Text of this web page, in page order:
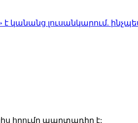
է կանանց լուսանկարում.
հղումը պարտադիր է: